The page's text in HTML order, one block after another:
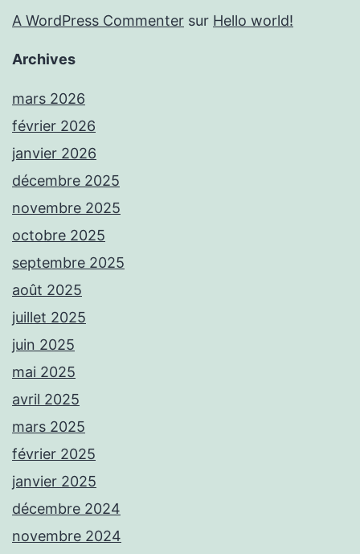
A WordPress Commenter sur Hello world!
Archives
mars 2026
février 2026
janvier 2026
décembre 2025
novembre 2025
octobre 2025
septembre 2025
août 2025
juillet 2025
juin 2025
mai 2025
avril 2025
mars 2025
février 2025
janvier 2025
décembre 2024
novembre 2024